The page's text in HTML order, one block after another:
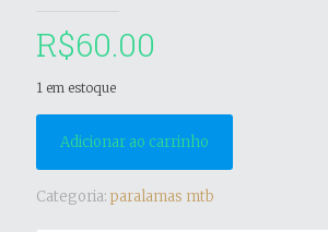
R$60.00
1 em estoque
Adicionar ao carrinho
Categoria: paralamas mtb